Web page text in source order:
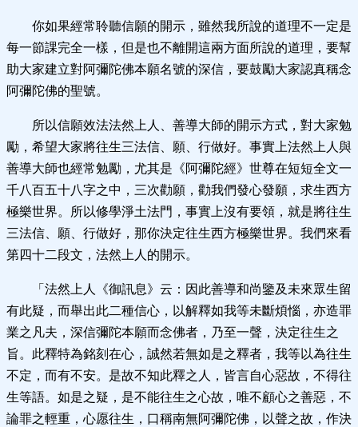
你如果經常聆聽信願的開示，雖然我所說的道理不一定是
每一節課完全一樣，但是也不離開這兩方面所說的道理，要幫
助大家建立對阿彌陀佛本願名號的深信，要鼓勵大家認真稱念
阿彌陀佛的聖號。
所以信願效法法然上人、善導大師的開示方式，對大家勉
勵，希望大家將往生三法信、願、行做好。事實上法然上人與
善導大師也經常勉勵，尤其是《阿彌陀經》世尊在短短全文一
千八百五十八字之中，三次勸願，勸我們發心發願，求生西方
極樂世界。所以修學淨土法門，事實上沒有要領，就是將往生
三法信、願、行做好，那你決定往生西方極樂世界。我們來看
第四十二段文，法然上人的開示。
「法然上人《御訊息》云：因此善導和尚鑒及未來眾生留
有此疑，而舉出此二種信心，以解釋如我等未斷煩惱，亦造罪
業之凡夫，深信彌陀本願而念佛者，乃至一聲，決定往生之
旨。此釋特為銘刻在心，誠然若無如是之釋者，我等以為往生
不定，而有不安。是故不知此釋之人，皆言自心惡故，不得往
生等語。如是之疑，是不能往生之心故，唯不顧心之善惡，不
論罪之輕重，心愿往生，口稱南無阿彌陀佛，以聲之故，作決